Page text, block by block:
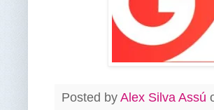
Posted by Alex Silva Assú